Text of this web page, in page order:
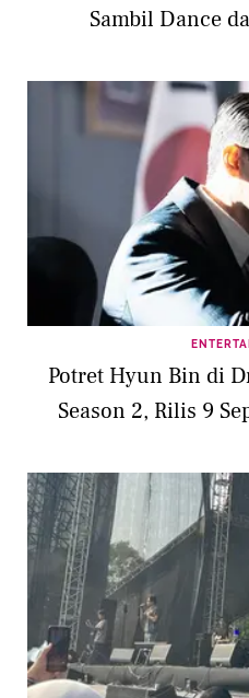
Sambil Dance
Potret Hyun Bin di
Season 2, Rilis 9